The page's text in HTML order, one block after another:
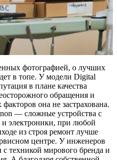
фотографией, о лучших
в топе. У модели Digital
в плане качества
обращения и
она не застрахована.
— сложные устройства с
электроники, при любой
из строя ремонт лучше
центре. У инженеров
техникой мирового бренда и